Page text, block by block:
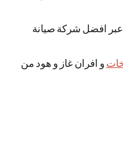
مدار 24 ساعة عبر افضل شركة صيانة
و افران غاز و هود من